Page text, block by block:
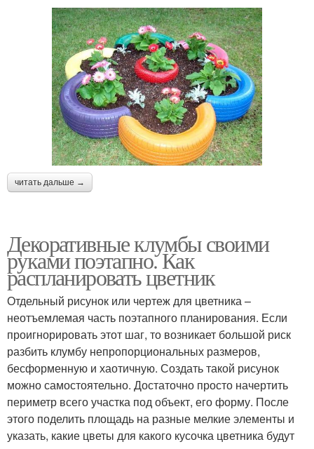
читать дальше →
Декоративные клумбы своими
руками поэтапно. Как
распланировать цветник
Отдельный рисунок или чертеж для цветника –
неотъемлемая часть поэтапного планирования. Если
проигнорировать этот шаг, то возникает большой риск
разбить клумбу непропорциональных размеров,
бесформенную и хаотичную. Создать такой рисунок
можно самостоятельно. Достаточно просто начертить
периметр всего участка под объект, его форму. После
этого поделить площадь на разные мелкие элементы и
указать, какие цветы для какого кусочка цветника будут